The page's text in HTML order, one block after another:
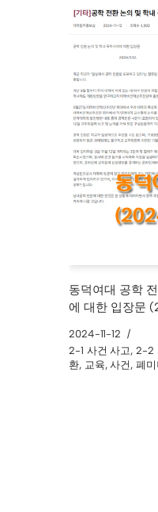
동덕여대 공학
에 대한 입장문
2024-11-12
2-1 사건 사고 , 2-2
환, 교육,사건 , 폐